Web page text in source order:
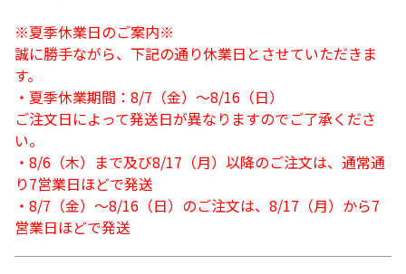
※夏季休業日のご案内※
誠に勝手ながら、下記の通り休業日とさせていただきま
す。
・夏季休業期間：8/7（金）～8/16（日）
ご注文日によって発送日が異なりますのでご了承くださ
い。
・8/6（木）まで及び8/17（月）以降のご注文は、通常通
り7営業日ほどで発送
・8/7（金）～8/16（日）のご注文は、8/17（月）から7
営業日ほどで発送